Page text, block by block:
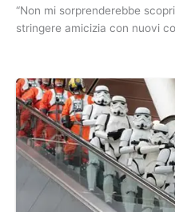
“Non mi sorprenderebbe
stringere amicizia con nuovi